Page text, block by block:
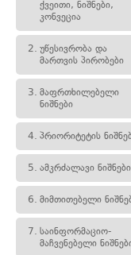
ქვეითი, ნიშნები,
კონვეცია
2. უწესივრობა და
მართვის პირობები
3. მაფრთხილებელი
ნიშნები
4. პრიორიტეტის
5. ამკრძალავი ნიშნები
6. მიმთითებელი
7. საინფორმაციო-
მაჩვენებელი